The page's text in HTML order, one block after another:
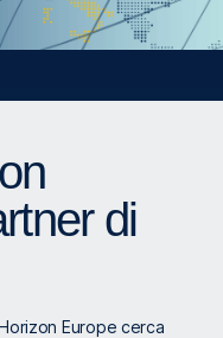
di
Europe cerca